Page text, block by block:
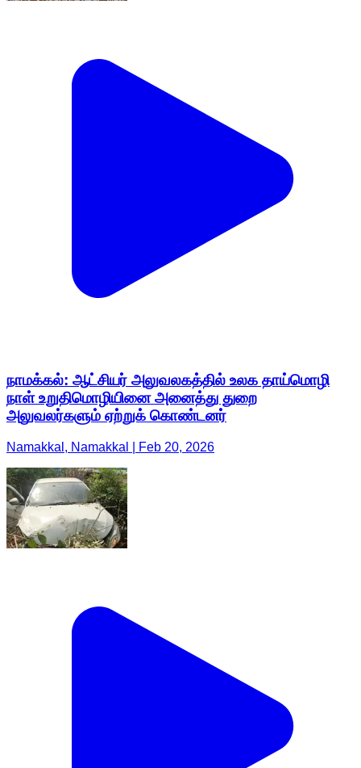
நாமக்கல்: ஆட்சியர் அலுவலகத்தில் உலக தாய்மொழி
நாள் உறுதிமொழியினை அனைத்து துறை
அலுவலர்களும் ஏற்றுக் கொண்டனர்
Namakkal, Namakkal | Feb 20, 2026